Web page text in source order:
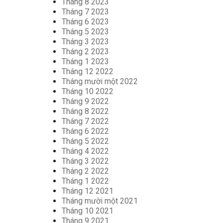
Tháng 7 2023
Tháng 6 2023
Tháng 5 2023
Tháng 3 2023
Tháng 2 2023
Tháng 1 2023
Tháng 12 2022
Tháng mười một 2022
Tháng 10 2022
Tháng 9 2022
Tháng 8 2022
Tháng 7 2022
Tháng 6 2022
Tháng 5 2022
Tháng 4 2022
Tháng 3 2022
Tháng 2 2022
Tháng 1 2022
Tháng 12 2021
Tháng mười một 2021
Tháng 10 2021
Tháng 9 2021